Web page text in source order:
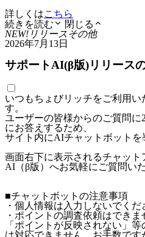
詳しくはこちら
続きを読む
閉じる
NEW! リリースその他
2026年7月13日
サポートAI(β版)リリース
いつもちょびリッチをご利用い
す。
ユーザーの皆様からのご質問
にお答えするため、
サイト内にAIチャットボットを
画面右下に表示されるチャット
AI（β版）へお気軽にご質問い
■チャットボットの注意事項
・個人情報は入力しないでくだ
・ポイントの調査依頼はできま
「ポイントが反映されない」